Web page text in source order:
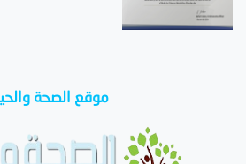
موقع الصحة